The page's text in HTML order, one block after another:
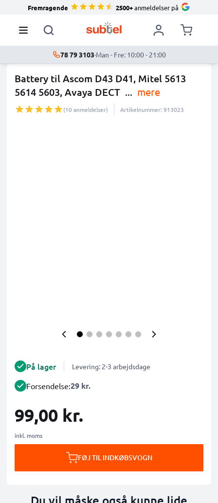
Fremragende 2500+anmeldelser på
78 79 3103·Man - Fre: 10:00 - 21:00
Battery til Ascom D43 D41, Mitel 5613
5614 5603, Avaya DECT ... mere
(10 anmeldelser) Artikelnummer: 913023
På lager Levering: 2-3 arbejdsdage
Forsendelse:29 kr.
99,00 kr.
inkl. moms
FØJ TIL INDKØBSVOGN